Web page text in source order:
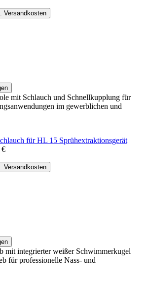
Versandkosten
für HL 15 Sprühextraktionsgerät
€
Versandkosten